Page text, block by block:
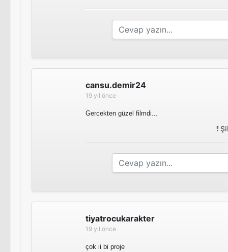
cansu.demir24
19 yıl önce
Gercekten güzel filmdi...
tiyatrocukarakter
19 yıl önce
çok ii bi proje